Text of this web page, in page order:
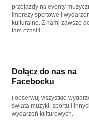
przejazdy na eventy
imprezy sportowe i
kulturalne. Z nami zawsze
tam czas!!!
Dołącz do nas na
Facebooku
i obserwuj wszystkie
świata muzyki, sportu i
wydarzeń kulturowych.